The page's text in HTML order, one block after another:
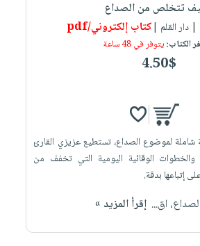
تتخلص من الصداع
| دار القلم |كتاب إلكتروني/pdf
الكتاب:يتوفر في 48 ساعة
4.50$
شاملة لموضوع الصداع، تستطيع عزيزي القارئ
والخطوات الوقائية اليومية التي تخفف من
إتباعها بدقة.
اق... إقرأ المزيد »